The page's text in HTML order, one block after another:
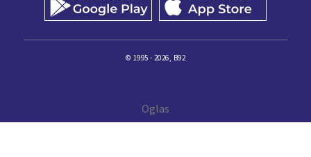
© 1995 - 2026, B92